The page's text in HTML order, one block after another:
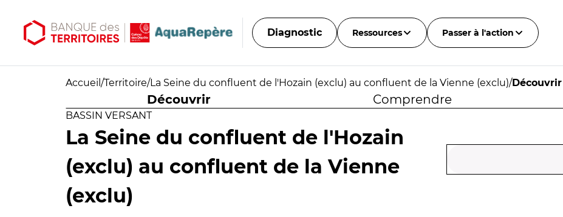
Diagnostic Ressources Passer à l'action
Accueil /Territoire/La Seine du confluent de l'Hozain (exclu) au confluent de la Vienne (exclu)/Découvrir
Découvrir Comprendre
BASSIN VERSANT
La Seine du confluent de l'Hozain
(exclu) au confluent de la Vienne
(exclu)